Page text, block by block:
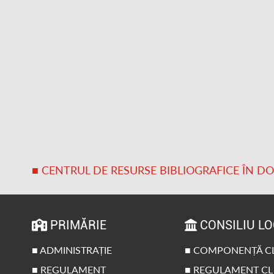
■ CENTRUL DE RESURSE BIBLIOGRAFICE ÎN
PRIMĂRIE
■ ADMINISTRAȚIE
■ REGULAMENT
CONSILIU
■ COMPONENȚĂ
■ REGULAMENT CL